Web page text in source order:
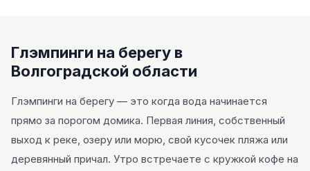
Глэмпинги на берегу в
Волгоградской области
Глэмпинги на берегу — это когда вода начинается
прямо за порогом домика. Первая линия, собственный
выход к реке, озеру или морю, свой кусочек пляжа или
деревянный причал. Утро встречаете с кружкой кофе на